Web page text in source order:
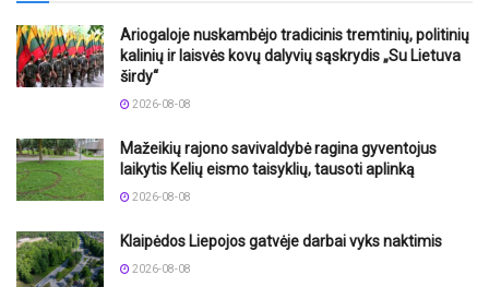
Ariogaloje nuskambėjo tradicinis tremtinių, politinių
kalinių ir laisvės kovų dalyvių sąskrydis „Su Lietuva
širdy“
2026-08-08
Mažeikių rajono savivaldybė ragina gyventojus
laikytis Kelių eismo taisyklių, tausoti aplinką
2026-08-08
Klaipėdos Liepojos gatvėje darbai vyks naktimis
2026-08-08